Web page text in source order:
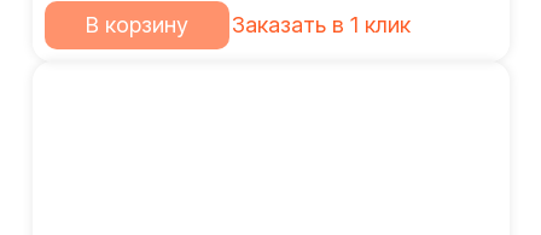
В корзину Заказать в 1 клик